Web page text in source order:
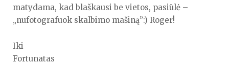
matydama, kad blaškausi be vietos, pasiūlė –
„nufotografuok skalbimo mašiną”:) Roger!
Iki
Fortunatas